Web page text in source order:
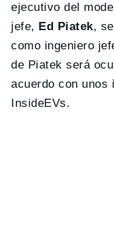
ejecutivo del
jefe, Ed Piatek,
como ingeniero
de Piatek será
acuerdo con unos
InsideEVs.